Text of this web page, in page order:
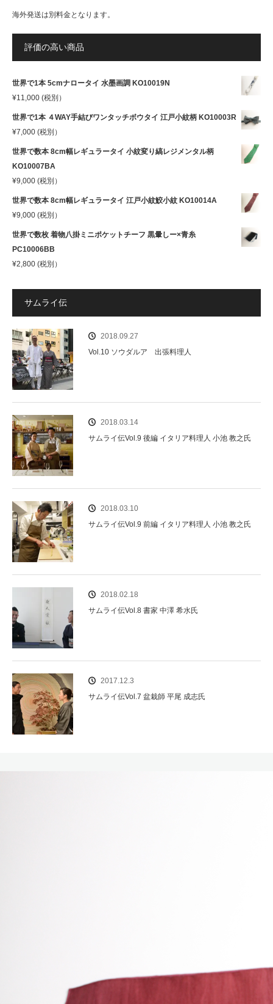
海外発送は別料金となります。
評価の高い商品
世界で1本 5cmナロータイ 水墨画調 KO10019N
¥11,000 (税別）
世界で1本 ４WAY手結びワンタッチボウタイ 江戸小紋柄 KO10003R
¥7,000 (税別）
世界で数本 8cm幅レギュラータイ 小紋変り縞レジメンタル柄
KO10007BA
¥9,000 (税別）
世界で数本 8cm幅レギュラータイ 江戸小紋鮫小紋 KO10014A
¥9,000 (税別）
世界で数枚 着物八掛ミニポケットチーフ 黒暈しー×青糸
PC10006BB
¥2,800 (税別）
サムライ伝
2018.09.27
Vol.10 ソウダルア 出張料理人
2018.03.14
サムライ伝Vol.9 後編 イタリア料理人 小池 教之氏
2018.03.10
サムライ伝Vol.9 前編 イタリア料理人 小池 教之氏
2018.02.18
サムライ伝Vol.8 書家 中澤 希水氏
2017.12.3
サムライ伝Vol.7 盆栽師 平尾 成志氏